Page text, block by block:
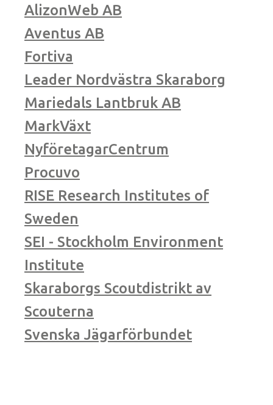
AlizonWeb AB
Aventus AB
Fortiva
Leader Nordvästra Skaraborg
Mariedals Lantbruk AB
MarkVäxt
NyföretagarCentrum
Procuvo
RISE Research Institutes of
Sweden
SEI - Stockholm Environment
Institute
Skaraborgs Scoutdistrikt av
Scouterna
Svenska Jägarförbundet